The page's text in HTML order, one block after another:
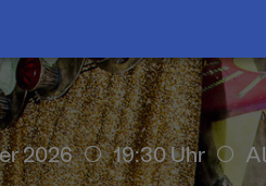
Repertoire
Konzerte
BTU-
Jobs und
2026 19:30 Uhr
14:30 Uhr